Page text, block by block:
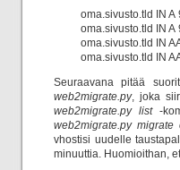
oma.sivusto.tld IN A
oma.sivusto.tld IN A
oma.sivusto.tld IN
oma.sivusto.tld IN
Seuraavana pitää
web2migrate.py, joka
web2migrate.py list-
web2migrate.py migrate
vhostisi uudelle
minuuttia. Huomioithan,